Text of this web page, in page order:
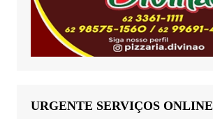
URGENTE SERVIÇOS ONLINE